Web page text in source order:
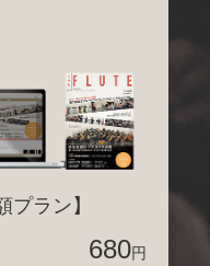
プラン】
680円